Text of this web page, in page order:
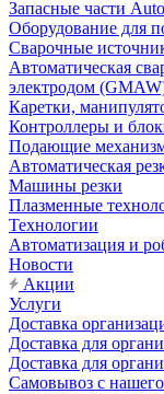
Запасные части
Оборудование для
Сварочные
Автоматическая
электродом
Каретки,
Контроллеры и
Подающие
Автоматическая
Машины резки
Плазменные
Технологии
Автоматизация и
Новости
Акции
Услуги
Доставка
Доставка для
Доставка для
Самовывоз с нашего